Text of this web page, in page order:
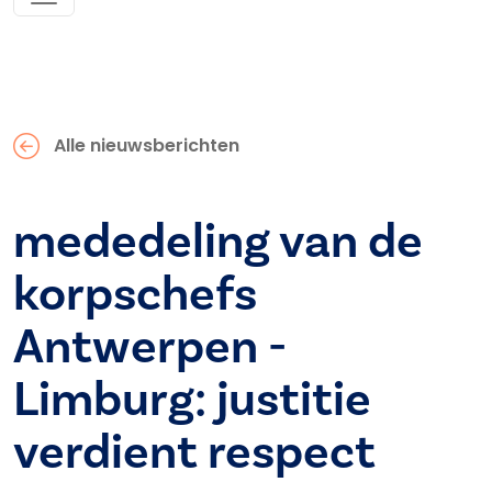
Alle nieuwsberichten
mededeling van de
korpschefs
Antwerpen -
Limburg: justitie
verdient respect